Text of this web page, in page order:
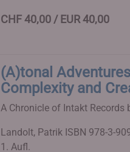
CHF 40,00 / EUR 40,00
(A)tonal
Complexity and
A Chronicle of Intakt Records
Landolt, Patrik ISBN 978-3-
1. Aufl.